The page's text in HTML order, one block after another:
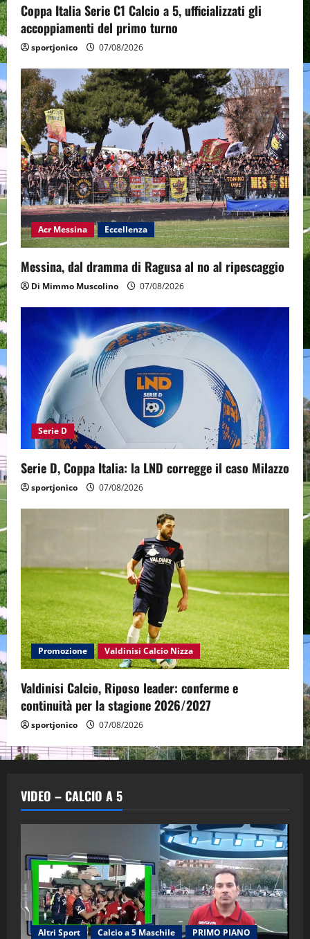
Coppa Italia Serie C1 Calcio a 5, ufficializzati gli
accoppiamenti del primo turno
sportjonico 07/08/2026
Acr Messina Eccellenza
Messina, dal dramma di Ragusa al no al ripescaggio
Di Mimmo Muscolino 07/08/2026
Serie D
Serie D, Coppa Italia: la LND corregge il caso Milazzo
sportjonico 07/08/2026
Promozione Valdinisi Calcio Nizza
Valdinisi Calcio, Riposo leader: conferme e
continuità per la stagione 2026/2027
sportjonico 07/08/2026
VIDEO – CALCIO A 5
Altri Sport Calcio a 5 Maschile
PRIMO PIANO